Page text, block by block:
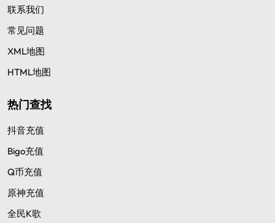
联系我们
常见问题
XML地图
HTML地图
热门查找
抖音充值
Bigo充值
Q币充值
原神充值
全民K歌